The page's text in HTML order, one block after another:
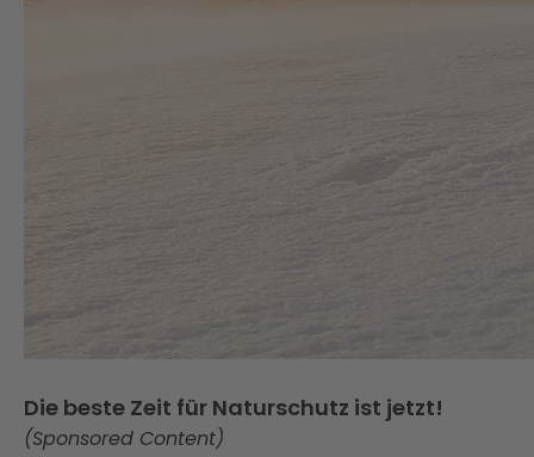
Die beste Zeit für Naturschutz ist jetzt!
(Sponsored Content)